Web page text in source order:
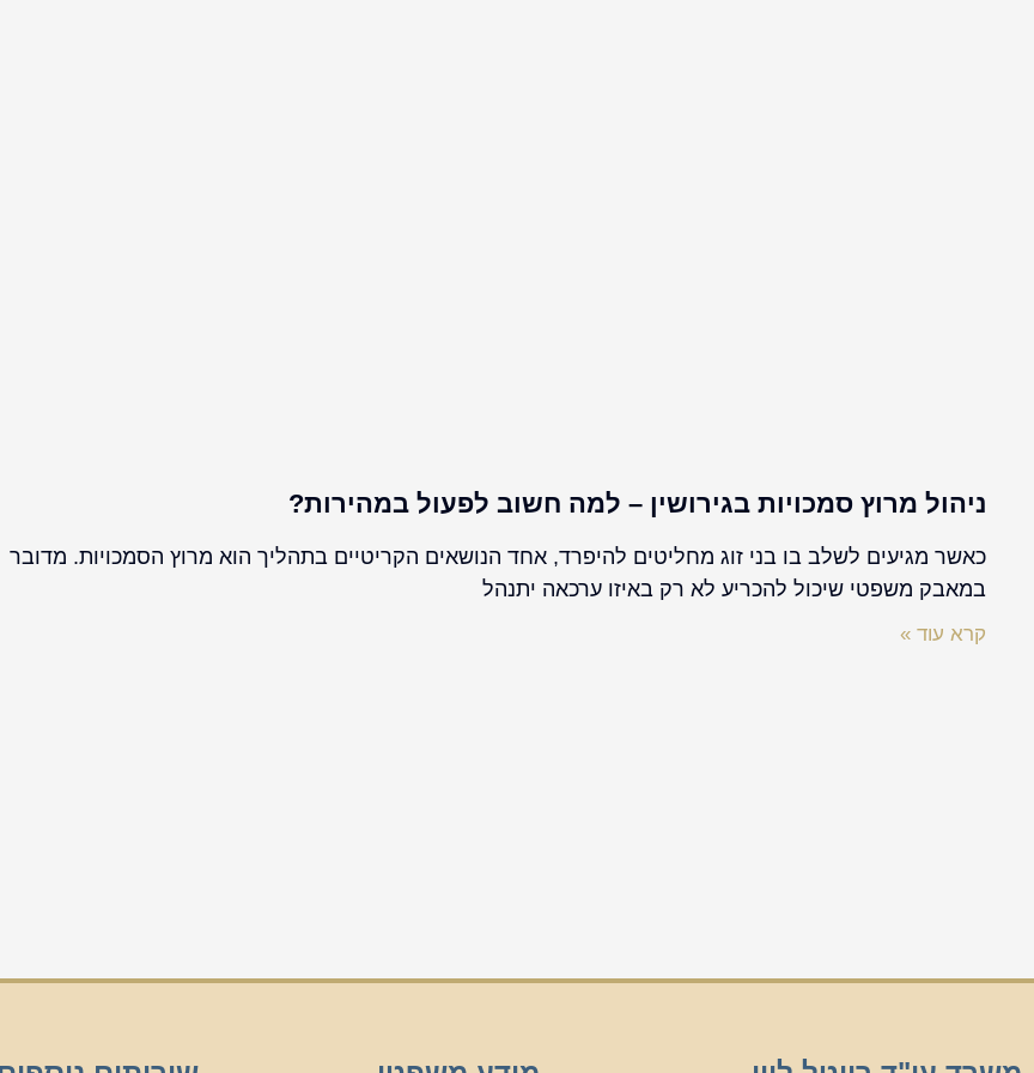
ניהול מרוץ סמכויות בגירושין – למה חשוב לפעול במהירות?
כאשר מגיעים לשלב בו בני זוג מחליטים להיפרד, אחד הנושאים הקריטיים בתהליך הוא מרוץ הסמכויות. מדובר
במאבק משפטי שיכול להכריע לא רק באיזו ערכאה יתנהל
קרא עוד »